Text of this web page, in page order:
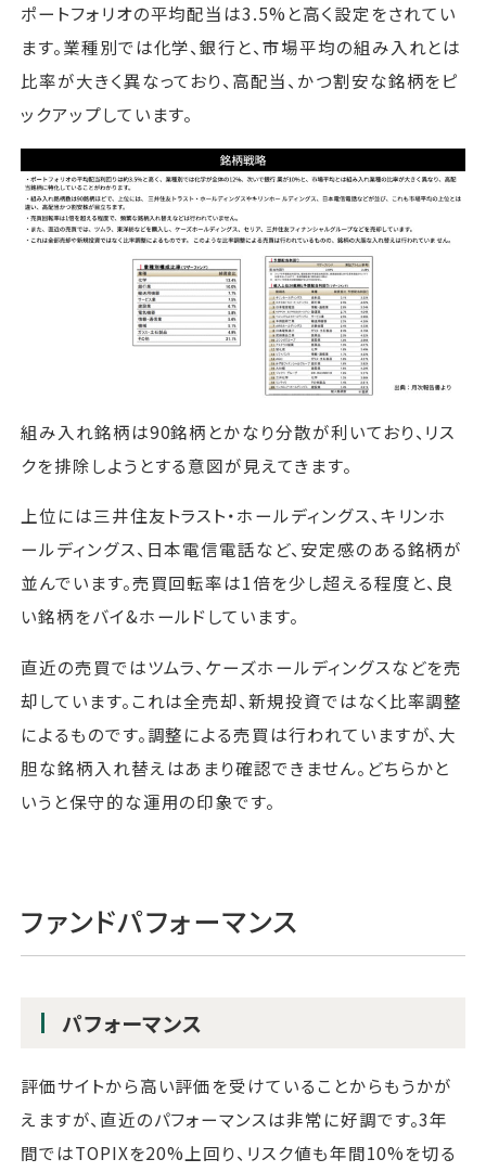
ポートフォリオの平均配当は3.5%と高く設定をされてい
ます。業種別では化学、銀行と、市場平均の組み入れとは
比率が大きく異なっており、高配当、かつ割安な銘柄をピ
ックアップしています。
組み入れ銘柄は90銘柄とかなり分散が利いており、リス
クを排除しようとする意図が見えてきます。
上位には三井住友トラスト・ホールディングス、キリンホ
ールディングス、日本電信電話など、安定感のある銘柄が
並んでいます。売買回転率は1倍を少し超える程度と、良
い銘柄をバイ&ホールドしています。
直近の売買ではツムラ、ケーズホールディングスなどを売
却しています。これは全売却、新規投資ではなく比率調整
によるものです。調整による売買は行われていますが、大
胆な銘柄入れ替えはあまり確認できません。どちらかと
いうと保守的な運用の印象です。
ファンドパフォーマンス
パフォーマンス
評価サイトから高い評価を受けていることからもうかが
えますが、直近のパフォーマンスは非常に好調です。3年
間ではTOPIXを20%上回り、リスク値も年間10%を切る